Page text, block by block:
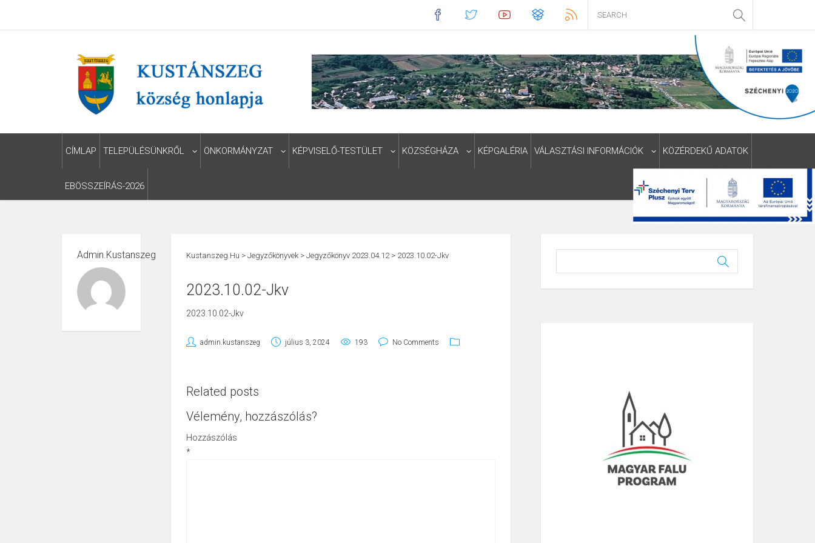
CÍMLAP TELEPÜLÉSÜNKRŐL ÖNKORMÁNYZAT KÉPVISELŐ-TESTÜLET KÖZSÉGHÁZA KÉPGALÉRIA VÁLASZTÁSI INFORMÁCIÓK KÖZÉRDEKŰ ADATOK
EBÖSSZEÍRÁS-2026
Admin.kustanszeg Kustanszeg.hu > Jegyzőkönyvek> Jegyzőkönyv 2023.04.12> 2023.10.02-Jkv
2023.10.02-Jkv
2023.10.02-Jkv
admin.kustanszeg július 3, 2024 193 No Comments
Related posts
Vélemény, hozzászólás?
Hozzászólás
*